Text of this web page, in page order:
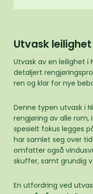
Utvask
Utvask av en leilighet
detaljert
ren og klar for nye
Denne typen utvask i
rengjøring av alle rom,
spesielt fokus legges
har samlet seg over
omfatter også
skuffer, samt grundig
En utfordring ved